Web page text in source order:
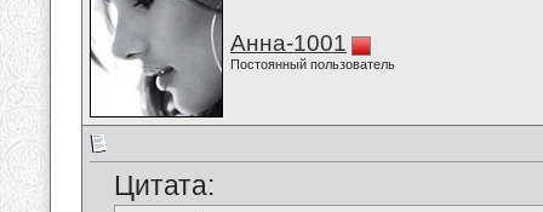
Анна-1001
Постоянный пользователь
Цитата: